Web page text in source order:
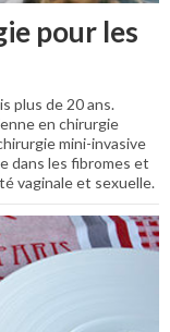
pour les
plus de 20 ans.
en chirurgie
mini-invasive
dans les fibromes et
vaginale et sexuelle.